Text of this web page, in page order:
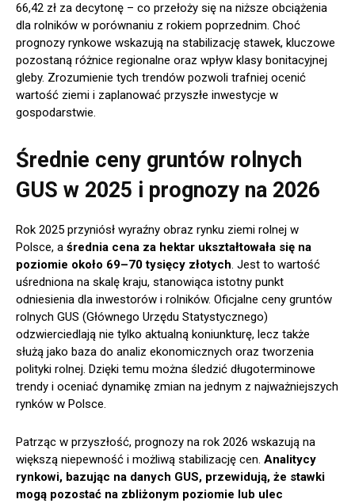
66,42 zł za decytonę – co przełoży się na niższe obciążenia
dla rolników w porównaniu z rokiem poprzednim. Choć
prognozy rynkowe wskazują na stabilizację stawek, kluczowe
pozostaną różnice regionalne oraz wpływ klasy bonitacyjnej
gleby. Zrozumienie tych trendów pozwoli trafniej ocenić
wartość ziemi i zaplanować przyszłe inwestycje w
gospodarstwie.
Średnie ceny gruntów rolnych
GUS w 2025 i prognozy na 2026
Rok 2025 przyniósł wyraźny obraz rynku ziemi rolnej w
Polsce, a średnia cena za hektar ukształtowała się na
poziomie około 69–70 tysięcy złotych. Jest to wartość
uśredniona na skalę kraju, stanowiąca istotny punkt
odniesienia dla inwestorów i rolników. Oficjalne ceny gruntów
rolnych GUS (Głównego Urzędu Statystycznego)
odzwierciedlają nie tylko aktualną koniunkturę, lecz także
służą jako baza do analiz ekonomicznych oraz tworzenia
polityki rolnej. Dzięki temu można śledzić długoterminowe
trendy i oceniać dynamikę zmian na jednym z najważniejszych
rynków w Polsce.
Patrząc w przyszłość, prognozy na rok 2026 wskazują na
większą niepewność i możliwą stabilizację cen. Analitycy
rynkowi, bazując na danych GUS, przewidują, że stawki
mogą pozostać na zbliżonym poziomie lub ulec